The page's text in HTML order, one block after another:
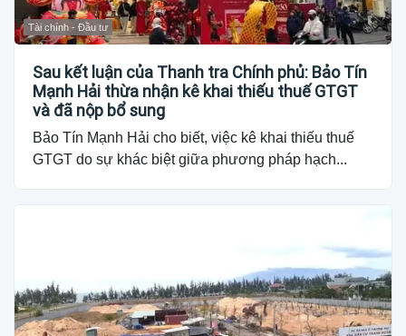
Tài chính - Đầu tư
Sau kết luận của Thanh tra Chính phủ: Bảo Tín
Mạnh Hải thừa nhận kê khai thiếu thuế GTGT
và đã nộp bổ sung
Bảo Tín Mạnh Hải cho biết, việc kê khai thiếu thuế
GTGT do sự khác biệt giữa phương pháp hạch...